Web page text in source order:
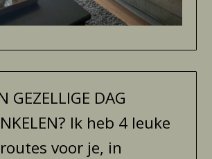
GEZELLIGE DAG
Ik heb 4 leuke
voor je, in